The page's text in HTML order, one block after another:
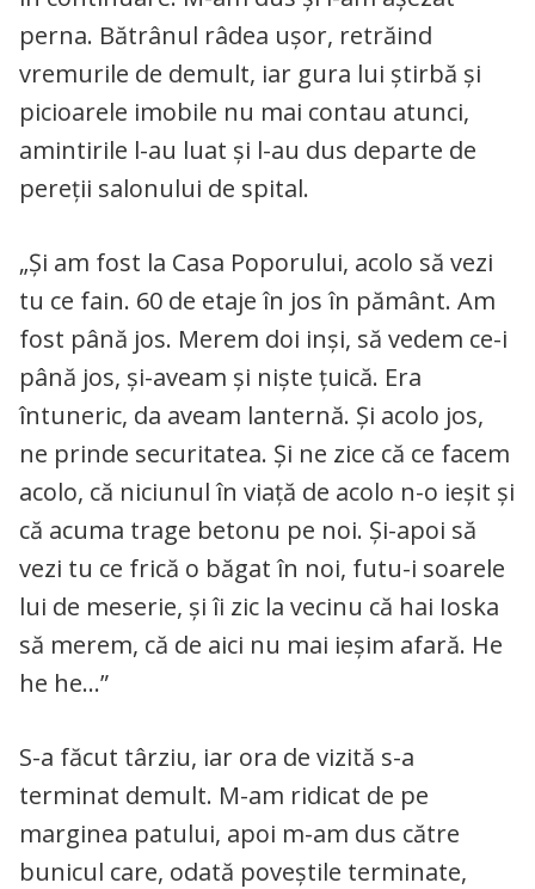
perna. Bătrânul râdea uşor, retrăind
vremurile de demult, iar gura lui ştirbă şi
picioarele imobile nu mai contau atunci,
amintirile l-au luat şi l-au dus departe de
pereţii salonului de spital.
„Şi am fost la Casa Poporului, acolo să vezi
tu ce fain. 60 de etaje în jos în pământ. Am
fost până jos. Merem doi inşi, să vedem ce-i
până jos, şi-aveam şi nişte ţuică. Era
întuneric, da aveam lanternă. Şi acolo jos,
ne prinde securitatea. Şi ne zice că ce facem
acolo, că niciunul în viaţă de acolo n-o ieşit şi
că acuma trage betonu pe noi. Şi-apoi să
vezi tu ce frică o băgat în noi, futu-i soarele
lui de meserie, şi îi zic la vecinu că hai Ioska
să merem, că de aici nu mai ieşim afară. He
he he…”
S-a făcut târziu, iar ora de vizită s-a
terminat demult. M-am ridicat de pe
marginea patului, apoi m-am dus către
bunicul care, odată poveştile terminate,